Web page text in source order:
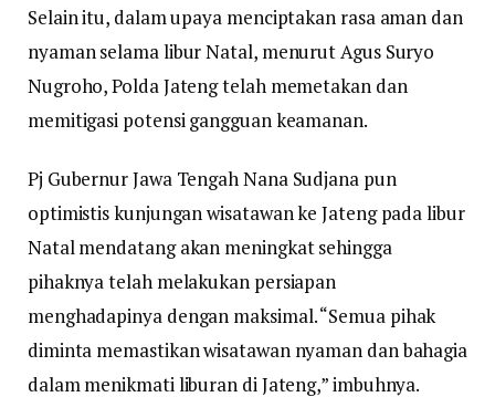
Selain itu, dalam upaya menciptakan rasa aman dan
nyaman selama libur Natal, menurut Agus Suryo
Nugroho, Polda Jateng telah memetakan dan
memitigasi potensi gangguan keamanan.
Pj Gubernur Jawa Tengah Nana Sudjana pun
optimistis kunjungan wisatawan ke Jateng pada libur
Natal mendatang akan meningkat sehingga
pihaknya telah melakukan persiapan
menghadapinya dengan maksimal. “Semua pihak
diminta memastikan wisatawan nyaman dan bahagia
dalam menikmati liburan di Jateng,” imbuhnya.